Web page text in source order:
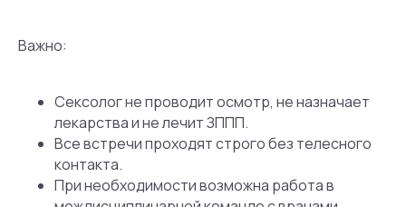
Важно:
Сексолог не проводит осмотр, не назначает
лекарства и не лечит ЗППП.
Все встречи проходят строго без телесного
контакта.
При необходимости возможна работа в